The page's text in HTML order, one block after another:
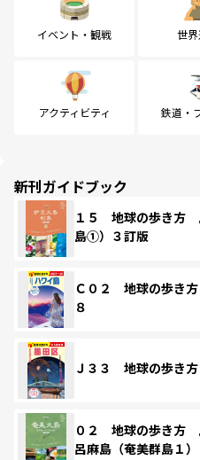
イベント・観戦 世
アクティビティ 鉄道・
新刊ガイドブック
１５ 地球の歩き方
島①）３訂版
Ｃ０２ 地球の歩き
８
Ｊ３３ 地球の歩き
０２ 地球の歩き
呂麻島（奄美群島１